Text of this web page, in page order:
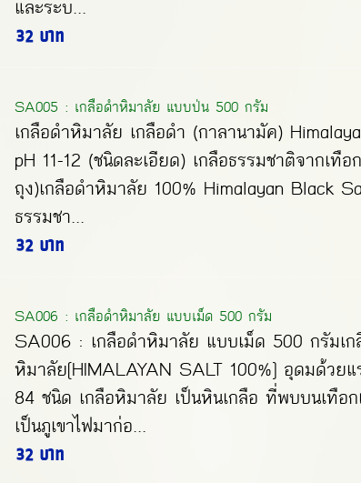
และระบ...
32 บาท
SA005 : เกลือดำหิมาลัย แบบป่น 500 กรัม
เกลือดำหิมาลัย เกลือดำ (กาลานามัค)
pH 11-12 (ชนิดละเอียด) เกลือธรรมชาติจากเทือ
ถุง)เกลือดำหิมาลัย 100% Himalayan Black
ธรรมชา...
32 บาท
SA006 : เกลือดำหิมาลัย แบบเม็ด 500 กรัม
SA006 : เกลือดำหิมาลัย แบบเม็ด 500 กรัมเก
หิมาลัย[HIMALAYAN SALT 100%] อุดมด้วยแ
84 ชนิด เกลือหิมาลัย เป็นหินเกลือ ที่พบบนเทือ
เป็นภูเขาไฟมาก่อ...
32 บาท